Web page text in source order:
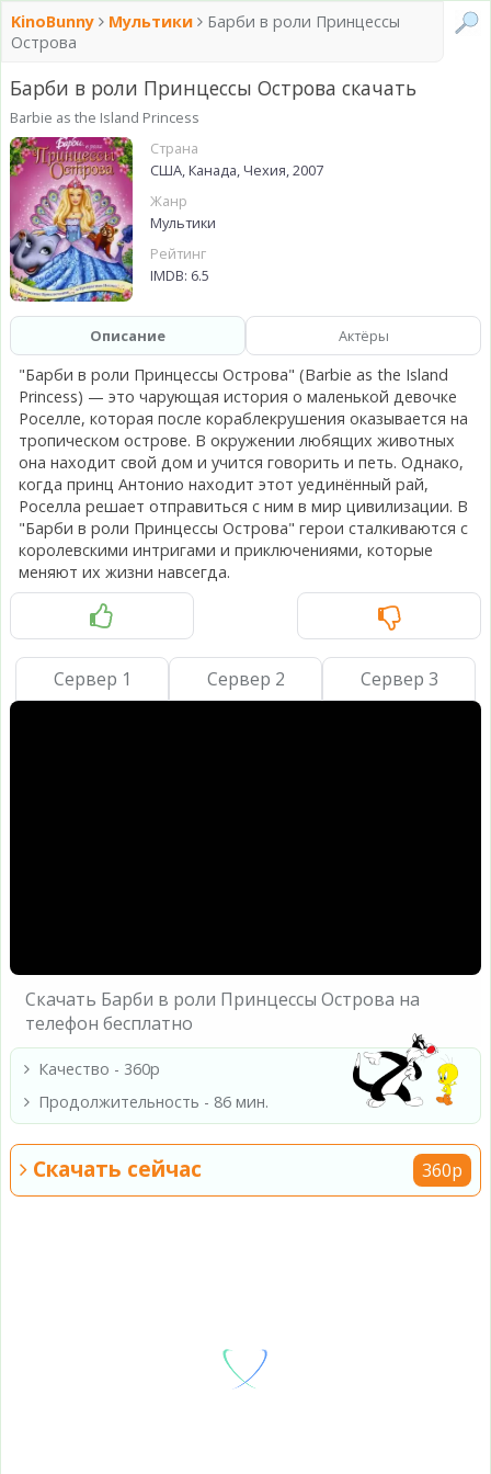
KinoBunny Мультики
Барби в роли Принцессы
Острова
Барби в роли Принцессы Острова скачать
Barbie as the Island Princess
Страна
США, Канада, Чехия, 2007
Жанр
Мультики
Рейтинг
IMDB: 6.5
Описание Актёры
"Барби в роли Принцессы Острова" (Barbie as the Island
Princess) — это чарующая история о маленькой девочке
Роселле, которая после кораблекрушения оказывается на
тропическом острове. В окружении любящих животных
она находит свой дом и учится говорить и петь. Однако,
когда принц Антонио находит этот уединённый рай,
Роселла решает отправиться с ним в мир цивилизации. В
"Барби в роли Принцессы Острова" герои сталкиваются с
королевскими интригами и приключениями, которые
меняют их жизни навсегда.
Сервер 1 Сервер 2 Сервер 3
Скачать Барби в роли Принцессы Острова на
телефон бесплатно
Качество - 360p
Продолжительность - 86 мин.
Скачать сейчас 360p